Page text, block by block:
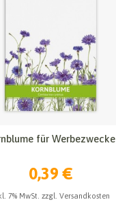
für Werbezwecke
0,39 €
7% MwSt. zzgl. Versandkosten